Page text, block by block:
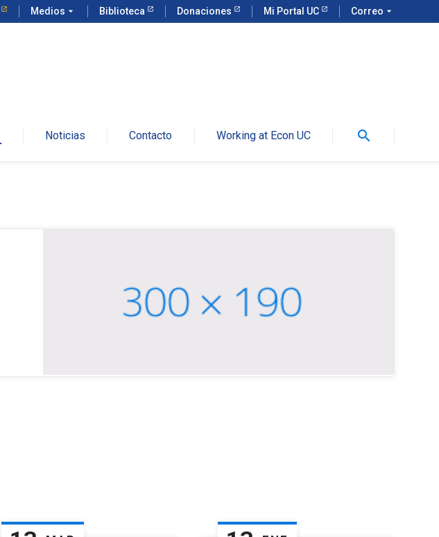
Medios arrow_drop_down Biblioteca Donaciones Mi Portal UC Correo arrow_drop_down
Noticias Contacto Working at Econ UC search